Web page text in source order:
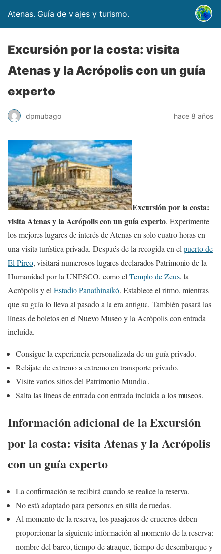
Atenas. Guía de viajes y turismo.
Excursión por la costa: visita
Atenas y la Acrópolis con un guía
experto
dpmubago hace 8 años
Excursión por la costa:
visita Atenas y la Acrópolis con un guía experto. Experimente
los mejores lugares de interés de Atenas en solo cuatro horas en
una visita turística privada. Después de la recogida en el puerto de
El Pireo, visitará numerosos lugares declarados Patrimonio de la
Humanidad por la UNESCO, como el Templo de Zeus, la
Acrópolis y el Estadio Panathinaikó. Establece el ritmo, mientras
que su guía lo lleva al pasado a la era antigua. También pasará las
líneas de boletos en el Nuevo Museo y la Acrópolis con entrada
incluida.
Consigue la experiencia personalizada de un guía privado.
Relájate de extremo a extremo en transporte privado.
Visite varios sitios del Patrimonio Mundial.
Salta las líneas de entrada con entrada incluida a los museos.
Información adicional de la Excursión
por la costa: visita Atenas y la Acrópolis
con un guía experto
La confirmación se recibirá cuando se realice la reserva.
No está adaptado para personas en silla de ruedas.
Al momento de la reserva, los pasajeros de cruceros deben
proporcionar la siguiente información al momento de la reserva:
nombre del barco, tiempo de atraque, tiempo de desembarque y